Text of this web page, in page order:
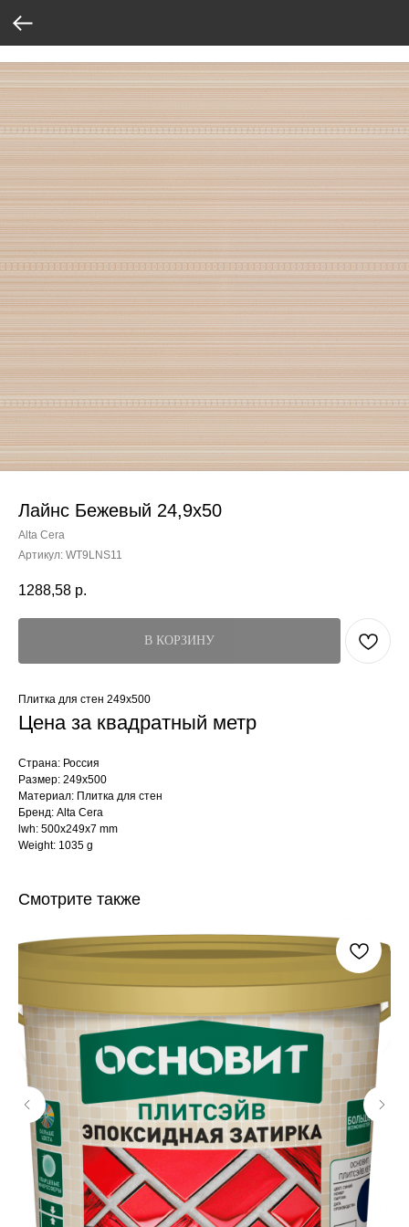
Лайнс Бежевый 24,9x50
Alta Cera
Артикул: WT9LNS11
1288,58 р.
В КОРЗИНУ
Плитка для стен 249x500
Цена за квадратный метр
Страна: Россия
Размер: 249x500
Материал: Плитка для стен
Бренд: Alta Cera
lwh: 500x249x7 mm
Weight: 1035 g
Смотрите также